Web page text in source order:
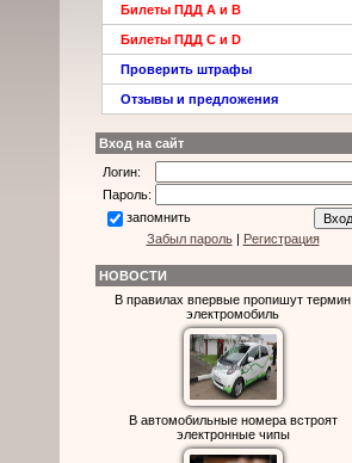
Билеты ПДД A и B
Билеты ПДД C и D
Проверить штрафы
Отзывы и предложения
Вход на сайт
Логин:
Пароль:
запомнить
Забыл пароль| Регистрация
НОВОСТИ
В правилах впервые пропишут термин
электромобиль
В автомобильные номера встроят
электронные чипы